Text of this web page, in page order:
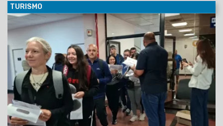
TURISMO
02/04/2026 Con una cálida bienvenida en el aeropuerto, la
ciudad desplegó todo su color y cultura para recibir a
visitantes de distintos puntos del país, anticipando una
agenda cargada de actividades religiosas, culturales y
turísticas durante este fin de semana largo.